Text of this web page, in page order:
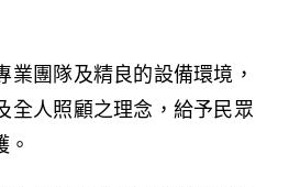
團隊及精良的設備環境，
全人照顧之理念，給予民眾
。